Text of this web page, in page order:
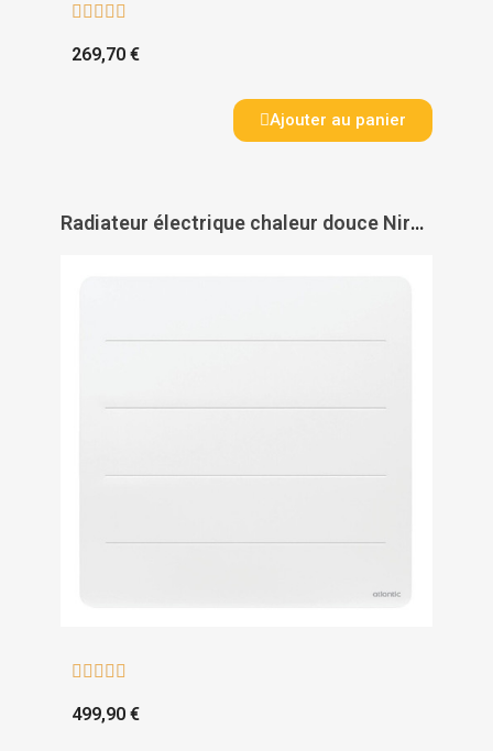
    
269,70 €
Ajouter au panier
Radiateur électrique chaleur douce Nirvana Néo connecté horizontal - ATLANTIC
    
499,90 €